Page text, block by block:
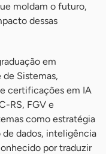
moldam o futuro,
dessas
em
de Sistemas,
certificações em IA
RS, FGV e
como estratégia
de dados, inteligência
por traduzir